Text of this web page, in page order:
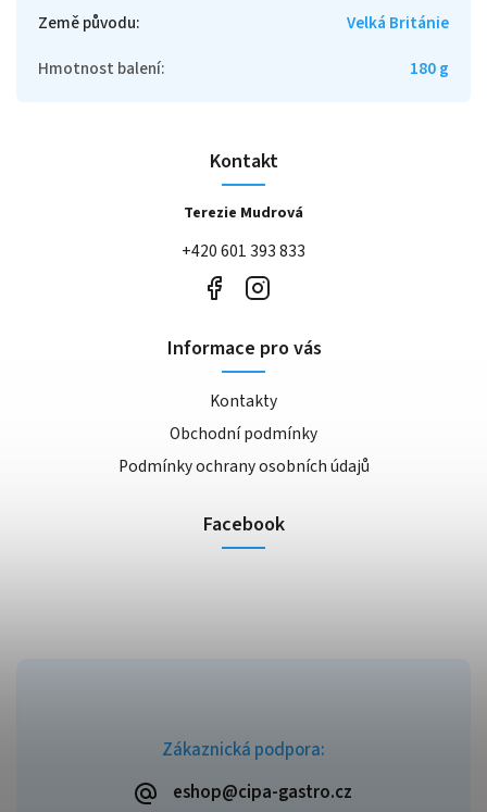
Země původu:
Velká Británie
Hmotnost balení: 180 g
Zákaznická podpora:
eshop@cipa-gastro.cz
Kontakt
Terezie Mudrová
+420 601 393 833
Informace pro vás
Kontakty
Obchodní podmínky
Podmínky ochrany osobních údajů
Facebook